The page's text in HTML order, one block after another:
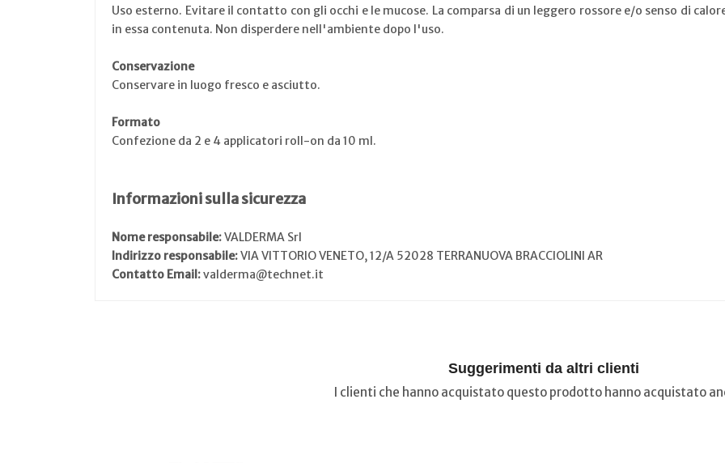
Uso esterno. Evitare il contatto con gli occhi e le mucose. La comparsa di un leggero rossore e/o senso di
in essa contenuta. Non disperdere nell'ambiente dopo l'uso.
Conservazione
Conservare in luogo fresco e asciutto.
Formato
Confezione da 2 e 4 applicatori roll-on da 10 ml.
Informazioni sulla sicurezza
Nome responsabile:VALDERMA Srl
Indirizzo responsabile:VIA VITTORIO VENETO, 12/A 52028 TERRANUOVA BRACCIOLINI AR
Contatto Email:valderma@technet.it
Suggerimenti da altri clienti
I clienti che hanno acquistato questo prodotto hanno acquistato